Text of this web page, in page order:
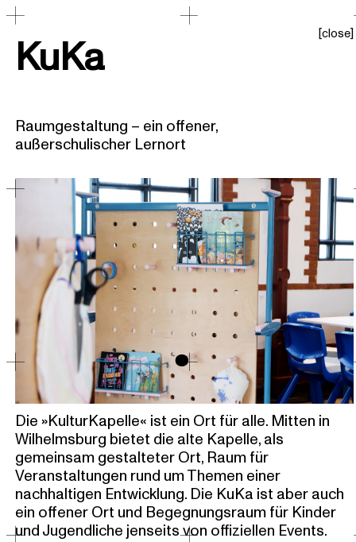
KuKa [close]
Raumgestaltung – ein offener,
außerschulischer Lernort
Die »KulturKapelle« ist ein Ort für alle. Mitten in
Wilhelmsburg bietet die alte Kapelle, als
gemeinsam gestalteter Ort, Raum für
Veranstaltungen rund um Themen einer
nachhaltigen Entwicklung. Die KuKa ist aber auch
ein offener Ort und Begegnungsraum für Kinder
und Jugendliche jenseits von offiziellen Events.
o